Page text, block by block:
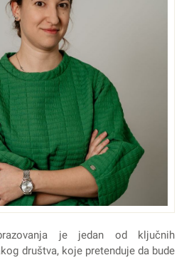
je jedan od ključnih
društva, koje pretenduje da bude